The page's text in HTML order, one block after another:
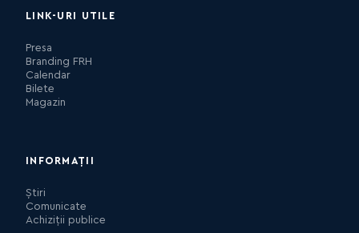
LINK-URI UTILE
Presa
Branding FRH
Calendar
Bilete
Magazin
INFORMAȚII
Știri
Comunicate
Achiziții publice